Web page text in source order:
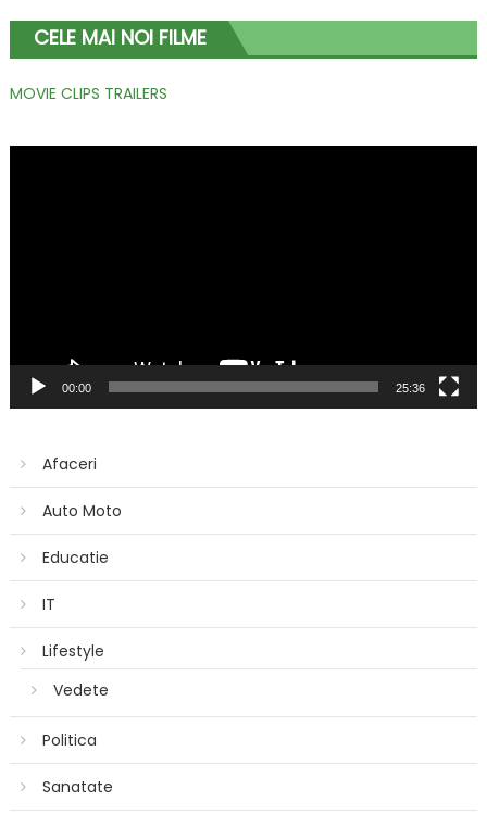
CELE MAI NOI FILME
MOVIE CLIPS TRAILERS
00:00 25:36
Afaceri
Auto Moto
Educatie
IT
Lifestyle
Vedete
Politica
Sanatate